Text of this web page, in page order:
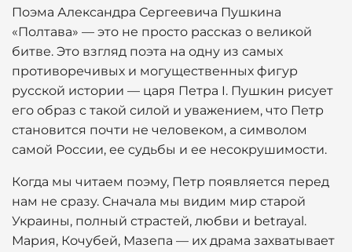
Поэма Александра Сергеевича Пушкина
«Полтава» — это не просто рассказ о великой
битве. Это взгляд поэта на одну из самых
противоречивых и могущественных фигур
русской истории — царя Петра I. Пушкин рисует
его образ с такой силой и уважением, что Петр
становится почти не человеком, а символом
самой России, ее судьбы и ее несокрушимости.
Когда мы читаем поэму, Петр появляется перед
нам не сразу. Сначала мы видим мир старой
Украины, полный страстей, любви и betrayal.
Мария, Кочубей, Мазепа — их драма захватывает